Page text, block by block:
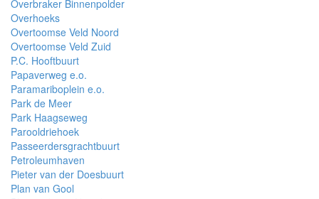
Overbraker Binnenpolder
Overhoeks
Overtoomse Veld Noord
Overtoomse Veld Zuid
P.C. Hooftbuurt
Papaverweg e.o.
Paramariboplein e.o.
Park de Meer
Park Haagseweg
Parooldriehoek
Passeerdersgrachtbuurt
Petroleumhaven
Pieter van der Doesbuurt
Plan van Gool